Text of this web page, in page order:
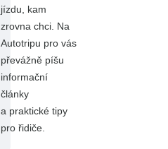
jízdu, kam
zrovna chci. Na
Autotripu pro vás
převážně píšu
informační
články
a praktické tipy
pro řidiče.